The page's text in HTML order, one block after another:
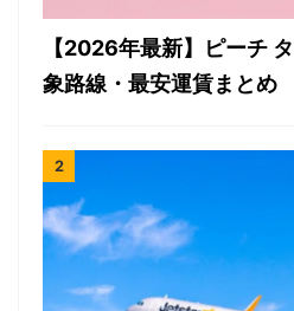
【2026年最新】ピーチ
象路線・最安運賃まとめ